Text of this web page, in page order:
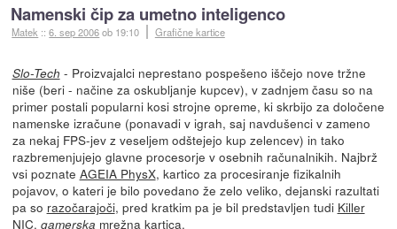
Namenski čip za umetno inteligenco
Matek ::6. sep 2006ob 19:10 Grafične kartice
Slo-Tech - Proizvajalci neprestano pospešeno iščejo nove tržne
niše (beri - načine za oskubljanje kupcev), v zadnjem času so na
primer postali popularni kosi strojne opreme, ki skrbijo za določene
namenske izračune (ponavadi v igrah, saj navdušenci v zameno
za nekaj FPS-jev z veseljem odštejejo kup zelencev) in tako
razbremenjujejo glavne procesorje v osebnih računalnikih. Najbrž
vsi poznate AGEIA PhysX, kartico za procesiranje fizikalnih
pojavov, o kateri je bilo povedano že zelo veliko, dejanski razultati
pa so razočarajoči, pred kratkim pa je bil predstavljen tudi Killer
NIC, gamerska mrežna kartica.